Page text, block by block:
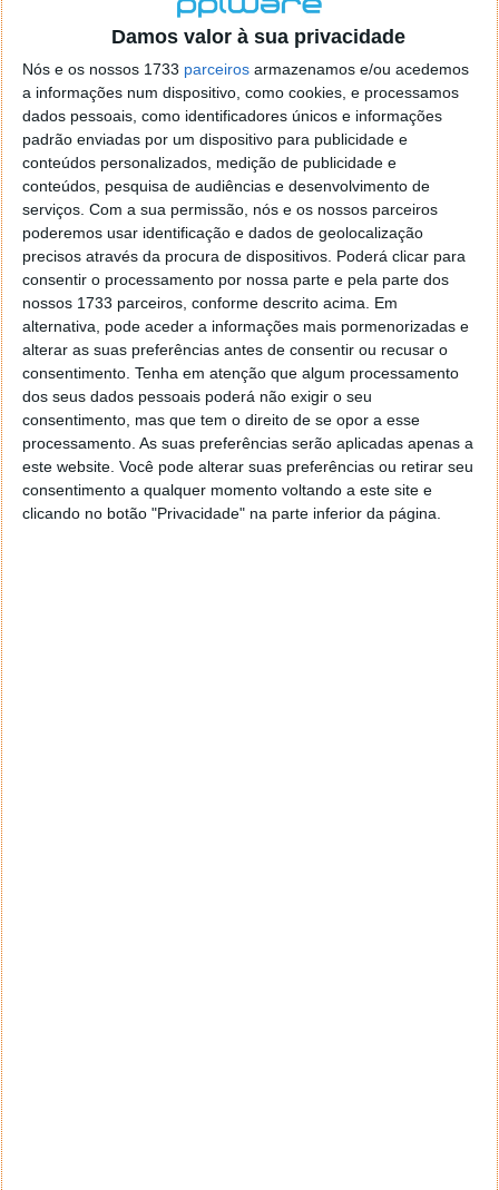
Damos valor à sua privacidade
Nós e os nossos 1733 parceiros armazenamos e/ou acedemos
a informações num dispositivo, como cookies, e processamos
dados pessoais, como identificadores únicos e informações
padrão enviadas por um dispositivo para publicidade e
conteúdos personalizados, medição de publicidade e
conteúdos, pesquisa de audiências e desenvolvimento de
serviços. Com a sua permissão, nós e os nossos parceiros
poderemos usar identificação e dados de geolocalização
precisos através da procura de dispositivos. Poderá clicar para
consentir o processamento por nossa parte e pela parte dos
nossos 1733 parceiros, conforme descrito acima. Em
alternativa, pode aceder a informações mais pormenorizadas e
alterar as suas preferências antes de consentir ou recusar o
consentimento. Tenha em atenção que algum processamento
dos seus dados pessoais poderá não exigir o seu
consentimento, mas que tem o direito de se opor a esse
processamento. As suas preferências serão aplicadas apenas a
este website. Você pode alterar suas preferências ou retirar seu
consentimento a qualquer momento voltando a este site e
clicando no botão "Privacidade" na parte inferior da página.
Aqui tem a possibilidade de inserir o seu número de
telemóvel para receber, no seu equipamento, as
notificações da actividade a decorrer no Facebook.
Eu pessoamente não tenho esta opção activa.
Seguidamente, escolhemos a opçãoSeguidores.
Como é do conhecimento de todos, para além de
pedirmos amizade a alguém, podemos somente ser
seguidores das suas publicações. Ou podemos
também não permitir que nos adicionem como
amigos e ter somente seguidores. E é aqui nesta
secção que tudo isso se edita.